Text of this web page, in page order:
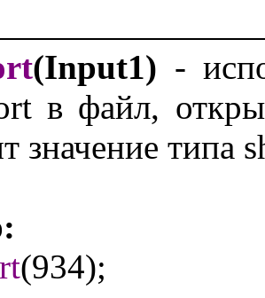
(Input1) -
в файл,
значение типа
(934);